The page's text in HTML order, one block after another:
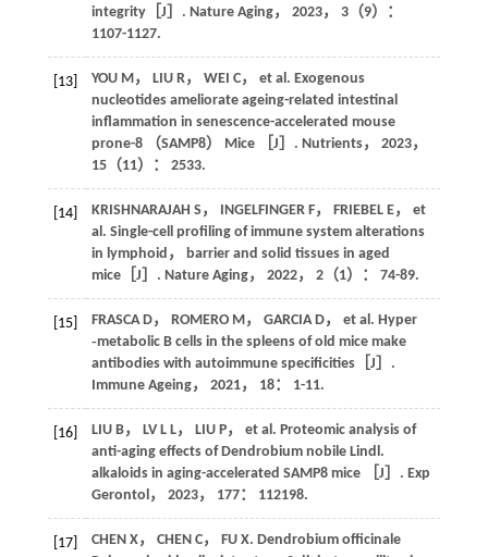
integrity［J］. Nature Aging， 2023， 3（9）：
1107-1127.
[13] YOU M， LIU R， WEI C， et al. Exogenous
nucleotides ameliorate ageing-related intestinal
inflammation in senescence-accelerated mouse
prone-8 （SAMP8） Mice ［J］. Nutrients， 2023，
15（11）： 2533.
[14] KRISHNARAJAH S ， INGELFINGER F， FRIEBEL E， et
al. Single-cell profiling of immune system alterations
in lymphoid， barrier and solid tissues in aged
mice［J］. Nature Aging， 2022， 2（1）： 74-89.
[15] FRASCA D， ROMERO M， GARCIA D， et al. Hyper
‐metabolic B cells in the spleens of old mice make
antibodies with autoimmune specificities［J］.
Immune Ageing， 2021， 18： 1-11.
[16] LIU B， LV L L， LIU P， et al. Proteomic analysis of
anti-aging effects of Dendrobium nobile Lindl.
alkaloids in aging-accelerated SAMP8 mice ［J］. Exp
Gerontol ， 2023， 177： 112198.
[17] CHEN X， CHEN C， FU X. Dendrobium officinale